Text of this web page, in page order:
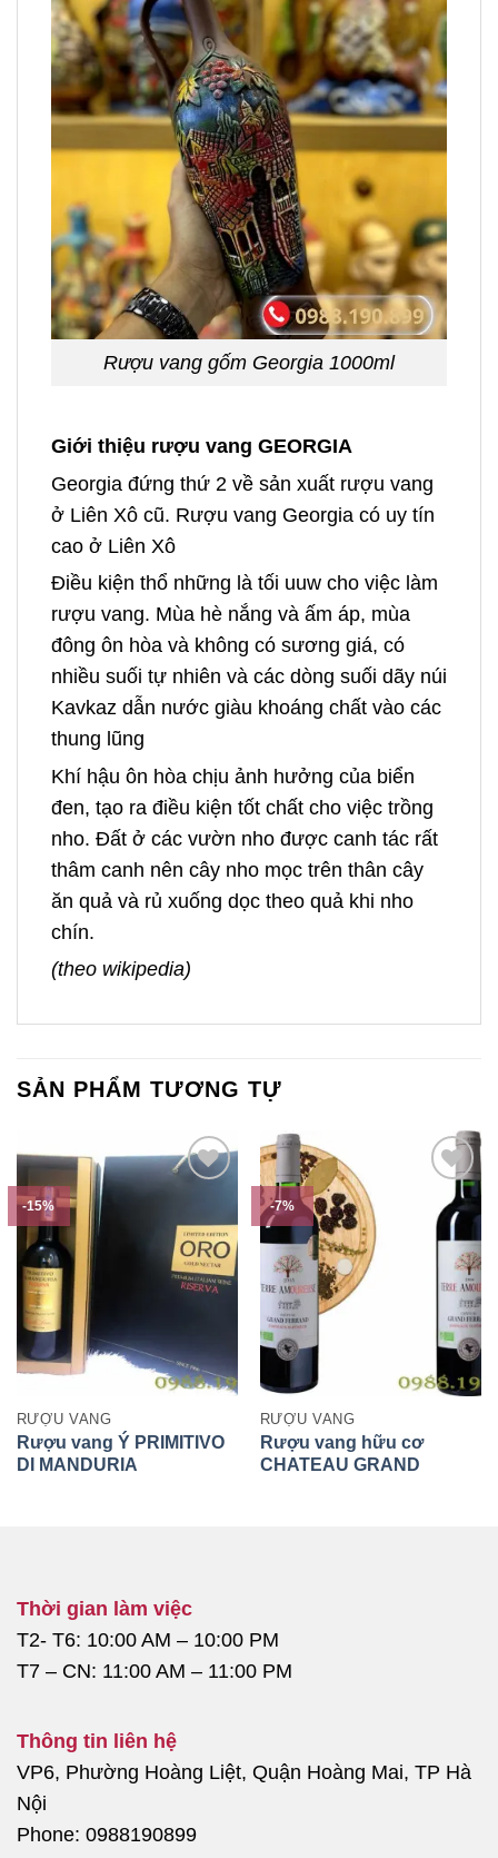
Rượu vang gốm Georgia 1000ml
Giới thiệu rượu vang GEORGIA
Georgia đứng thứ 2 về sản xuất rượu vang
ở Liên Xô cũ. Rượu vang Georgia có uy tín
cao ở Liên Xô
Điều kiện thổ những là tối uuw cho việc làm
rượu vang. Mùa hè nắng và ấm áp, mùa
đông ôn hòa và không có sương giá, có
nhiều suối tự nhiên và các dòng suối dãy núi
Kavkaz dẫn nước giàu khoáng chất vào các
thung lũng
Khí hậu ôn hòa chịu ảnh hưởng của biển
đen, tạo ra điều kiện tốt chất cho việc trồng
nho. Đất ở các vườn nho được canh tác rất
thâm canh nên cây nho mọc trên thân cây
ăn quả và rủ xuống dọc theo quả khi nho
chín.
(theo wikipedia)
SẢN PHẨM TƯƠNG TỰ
-15%
RƯỢU VANG
Rượu vang Ý PRIMITIVO
DI MANDURIA
-7%
RƯỢU VANG
Rượu vang hữu cơ
CHATEAU GRAND
Thời gian làm việc
T2- T6: 10:00 AM – 10:00 PM
T7 – CN: 11:00 AM – 11:00 PM
Thông tin liên hệ
VP6, Phường Hoàng Liệt, Quận Hoàng Mai, TP Hà
Nội
Phone: 0988190899